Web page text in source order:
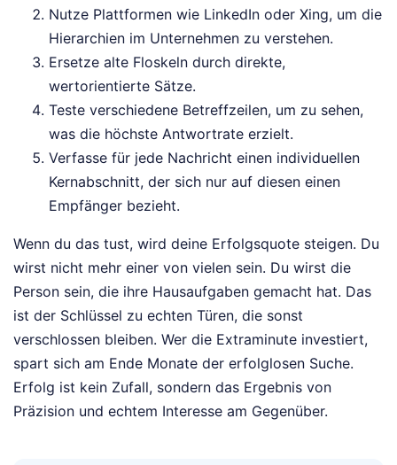
Nutze Plattformen wie LinkedIn oder Xing, um die
Hierarchien im Unternehmen zu verstehen.
Ersetze alte Floskeln durch direkte,
wertorientierte Sätze.
Teste verschiedene Betreffzeilen, um zu sehen,
was die höchste Antwortrate erzielt.
Verfasse für jede Nachricht einen individuellen
Kernabschnitt, der sich nur auf diesen einen
Empfänger bezieht.
Wenn du das tust, wird deine Erfolgsquote steigen. Du
wirst nicht mehr einer von vielen sein. Du wirst die
Person sein, die ihre Hausaufgaben gemacht hat. Das
ist der Schlüssel zu echten Türen, die sonst
verschlossen bleiben. Wer die Extraminute investiert,
spart sich am Ende Monate der erfolglosen Suche.
Erfolg ist kein Zufall, sondern das Ergebnis von
Präzision und echtem Interesse am Gegenüber.